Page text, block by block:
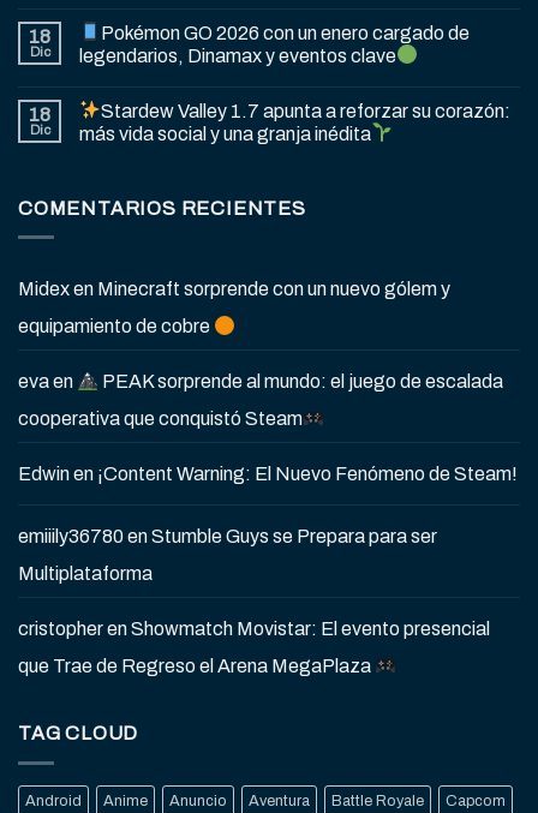
18
Dic
Pokémon GO 2026 con un enero cargado de
legendarios, Dinamax y eventos clave
18
Dic
Stardew Valley 1.7 apunta a reforzar su corazón:
más vida social y una granja inédita
COMENTARIOS RECIENTES
Midexen Minecraft sorprende con un nuevo gólem y
equipamiento de cobre
evaen
PEAK sorprende al mundo: el juego de escalada
cooperativa que conquistó Steam
Edwinen ¡Content Warning: El Nuevo Fenómeno de Steam!
emiiily36780enStumble Guys se Prepara para ser
Multiplataforma
cristopherenShowmatch Movistar: El evento presencial
que Trae de Regreso el Arena MegaPlaza
TAG CLOUD
Android Anime Anuncio Aventura Battle Royale Capcom